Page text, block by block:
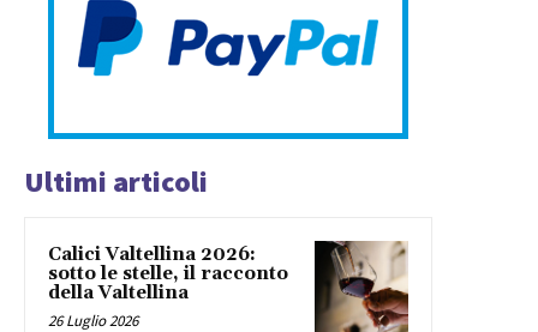
Ultimi articoli
Calici Valtellina 2026:
sotto le stelle, il racconto
della Valtellina
26 Luglio 2026